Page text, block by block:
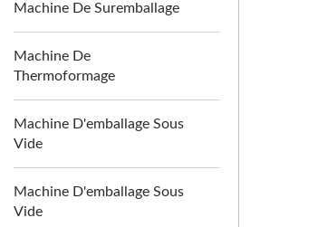
Machine De Suremballage
Machine De
Thermoformage
Machine D'emballage Sous
Vide
Machine D'emballage Sous
Vide